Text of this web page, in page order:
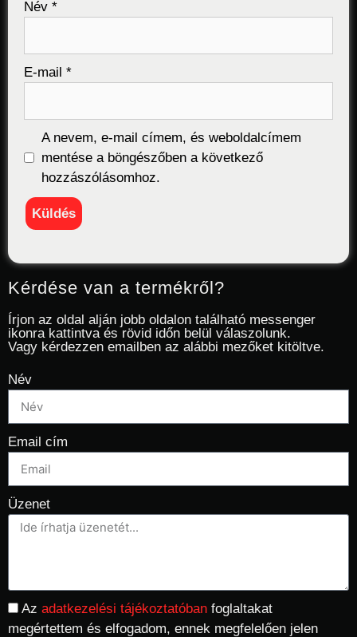
Név *
E-mail *
A nevem, e-mail címem, és weboldalcímem
mentése a böngészőben a következő
hozzászólásomhoz.
Kérdése van a termékről?
Írjon az oldal alján jobb oldalon található messenger
ikonra kattintva és rövid időn belül válaszolunk.
Vagy kérdezzen emailben az alábbi mezőket kitöltve.
Név
Email cím
Üzenet
Az adatkezelési tájékoztatóban foglaltakat
megértettem és elfogadom, ennek megfelelően jelen